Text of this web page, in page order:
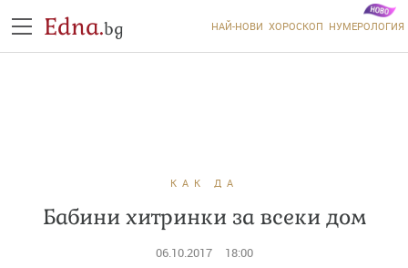
Edna.bg НАЙ-НОВИ ХОРОСКОП НУМЕРОЛОГИЯ
КАК ДА
Бабини хитринки за всеки дом
06.10.2017 18:00